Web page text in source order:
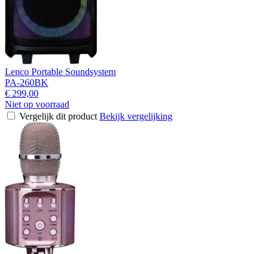
Lenco Portable Soundsystem
PA-260BK
€ 299,00
Niet op voorraad
Vergelijk dit product Bekijk vergelijking